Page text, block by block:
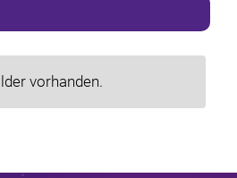
vorhanden.